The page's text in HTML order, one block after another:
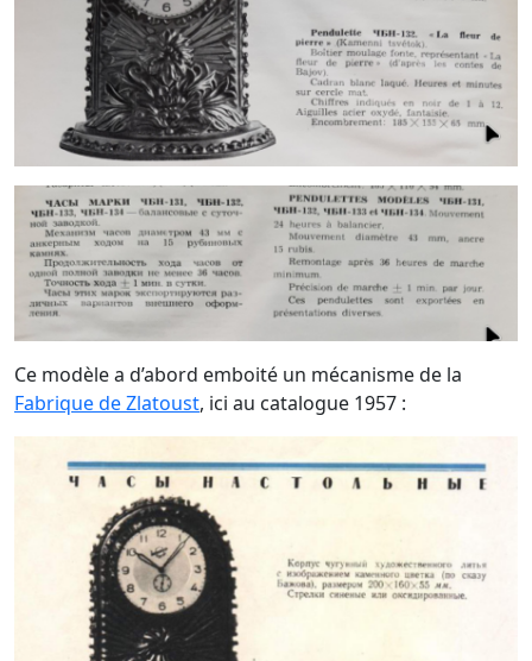
Ce modèle a d’abord emboité un mécanisme de la
Fabrique de Zlatoust, ici au catalogue 1957 :